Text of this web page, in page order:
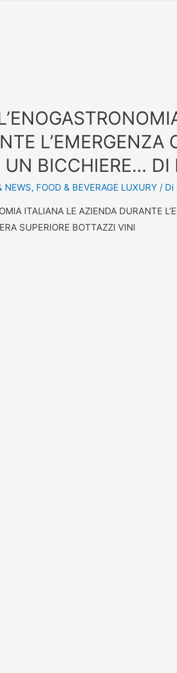
L’EMERGENZA
BICCHIERE… DI
NEWS, FOOD & BEVERAGE LUXURY / Di
ITALIANA LE AZIENDA DURANTE
SUPERIORE BOTTAZZI VINI